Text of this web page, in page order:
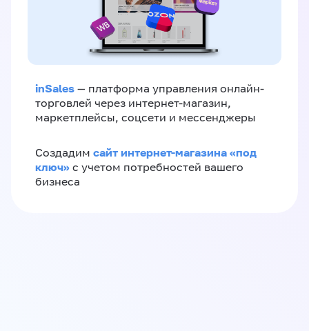
inSales — платформа управления онлайн-
торговлей через интернет-магазин,
маркетплейсы, соцсети и мессенджеры
Создадим сайт интернет-магазина «под
ключ» с учетом потребностей вашего
бизнеса